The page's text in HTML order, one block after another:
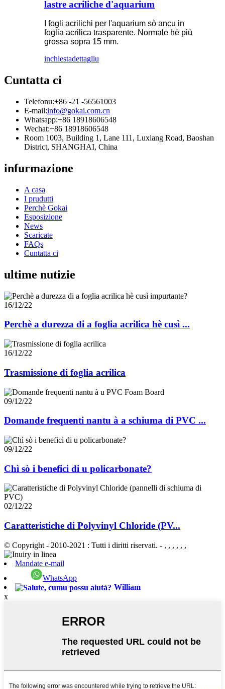
lastre acriliche d'aquarium
I fogli acrilichi per l'aquarium sò ancu in
foglia acrilica trasparente. Normale hè più
grossa sopra 15 mm.
inchiestadettagliu
Cuntatta ci
Telefonu:+86 -21 -56561003
E-mail:info@gokai.com.cn
Whatsapp:+86 18918606548
Wechat:+86 18918606548
Room 1003, Building 1, Lane 111, Luxiang Road, Baoshan
District, SHANGHAI, China
infurmazione
A casa
I prudutti
Perchè Gokai
Esposizione
News
Scaricate
FAQs
Cuntatta ci
ultime nutizie
16/12/22
Perchè a durezza di a foglia acrilica hè cusì ...
16/12/22
Trasmissione di foglia acrilica
09/12/22
Domande frequenti nantu à a schiuma di PVC ...
09/12/22
Chì sò i benefici di u policarbonate?
02/12/22
Caratteristiche di Polyvinyl Chloride (PV...
© Copyright - 2010-2021 : Tutti i diritti riservati. - , , , , , ,
Mandate e-mail
WhatsApp
William
x